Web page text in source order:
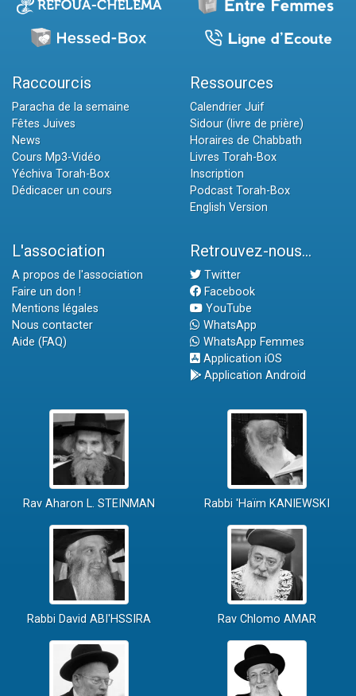
Raccourcis
Paracha de la semaine
Fêtes Juives
News
Cours Mp3-Vidéo
Yéchiva Torah-Box
Dédicacer un cours
Ressources
Calendrier Juif
Sidour (livre de prière)
Horaires de Chabbath
Livres Torah-Box
Inscription
Podcast Torah-Box
English Version
L'association
A propos de l'association
Faire un don !
Mentions légales
Nous contacter
Aide (FAQ)
Retrouvez-nous...
Twitter
Facebook
YouTube
WhatsApp
WhatsApp Femmes
Application iOS
Application Android
Rav Aharon L. STEINMAN Rabbi 'Haïm KANIEWSKI
Rabbi David ABI'HSSIRA Rav Chlomo AMAR